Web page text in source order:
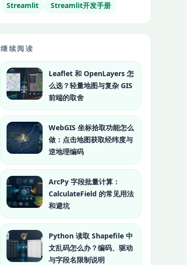
Streamlit Streamlit开发手册
继续阅读
Leaflet 和 OpenLayers 怎
么选？轻量地图与复杂 GIS
前端的取舍
WebGIS 坐标拾取功能怎么
做：点击地图获取经纬度与
逆地理编码
ArcPy 字段批量计算：
CalculateField 的常见用法
和避坑
Python 读取 Shapefile 中
文乱码怎么办？编码、驱动
与字段名限制说明